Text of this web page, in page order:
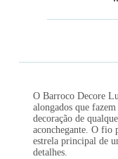
O Barroco Decore
alongados que
decoração de
aconchegante. O fio
estrela principal de
detalhes.